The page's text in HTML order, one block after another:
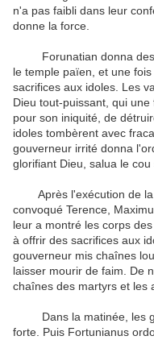
n'a pas faibli dans leur
donne la force.
Forunatian donna des
le temple païen, et une
sacrifices aux idoles. Les
Dieu tout-puissant, qui
pour son iniquité, de
idoles tombèrent avec
gouverneur irrité donna
glorifiant Dieu, salua le
Après l'exécution de la
convoqué Terence,
leur a montré les corps
à offrir des sacrifices aux
gouverneur mis chaînes
laisser mourir de faim. De
chaînes des martyrs et les
Dans la matinée, les
forte. Puis Fortunianus